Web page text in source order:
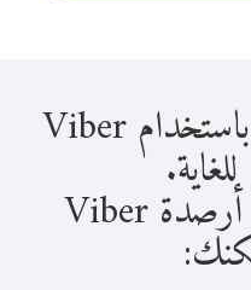
الاتصال على ليسوتو باستخدام Viber
بمجرد حصولك على أرصدة Viber